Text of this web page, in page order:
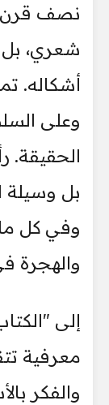
نصف
شعري، بل
أشكاله.
وعلى
الحقيقة.
بل وسيلة
وفي كل
والهجرة
إلى
معرفية
والفكر